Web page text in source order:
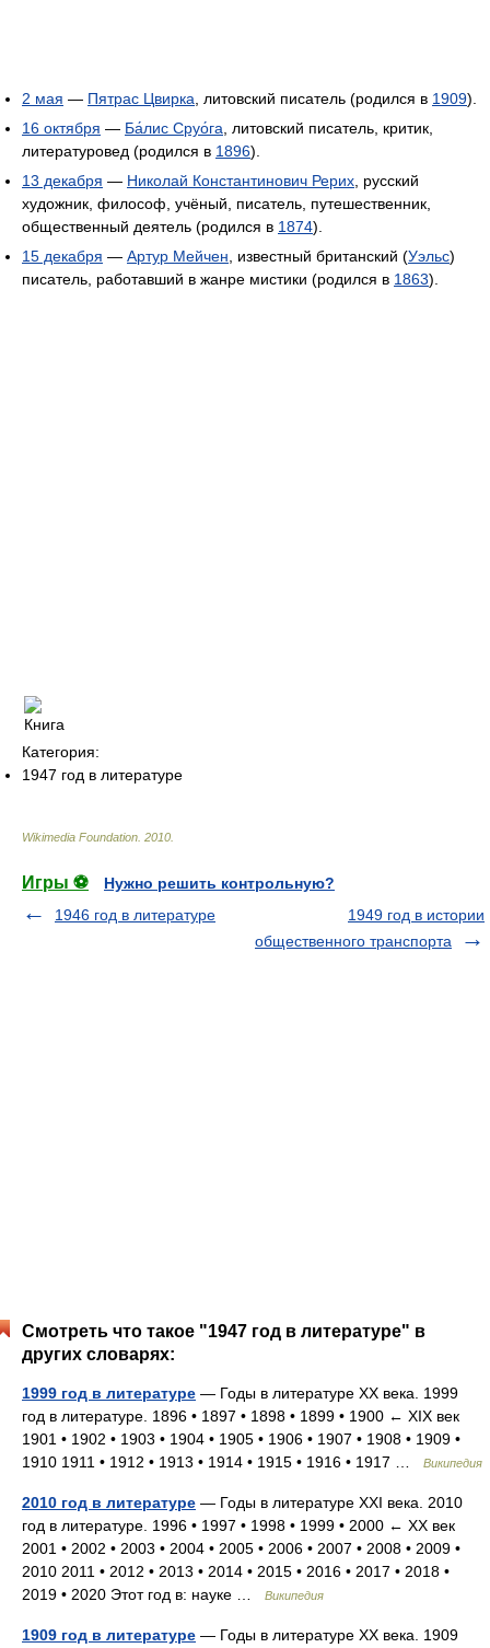
2 мая — Пятрас Цвирка , литовский писатель (родился в 1909).
16 октября — Ба́лис Сруо́га , литовский писатель, критик,
литературовед (родился в 1896).
13 декабря — Николай Константинович Рерих , русский
художник, философ, учёный, писатель, путешественник,
общественный деятель (родился в 1874).
15 декабря — Артур Мейчен , известный британский (Уэльс)
писатель, работавший в жанре мистики (родился в 1863).
Категория:
1947 год в литературе
Wikimedia Foundation 2010
Игры ⚽
Нужно решить контрольную?
1946 год в литературе
1949 год в истории
общественного транспорта
Смотреть что такое "1947 год в литературе" в
других словарях:
1999 год в литературе — Годы в литературе XX века. 1999
год в литературе. 1896 • 1897 • 1898 • 1899 • 1900 ← XIX век
1901 • 1902 • 1903 • 1904 • 1905 • 1906 • 1907 • 1908 • 1909 •
1910 1911 • 1912 • 1913 • 1914 • 1915 • 1916 • 1917 …
Википедия
2010 год в литературе — Годы в литературе XXI века. 2010
год в литературе. 1996 • 1997 • 1998 • 1999 • 2000 ← XX век
2001 • 2002 • 2003 • 2004 • 2005 • 2006 • 2007 • 2008 • 2009 •
2010 2011 • 2012 • 2013 • 2014 • 2015 • 2016 • 2017 • 2018 •
2019 • 2020 Этот год в: науке …
Википедия
1909 год в литературе — Годы в литературе XX века. 1909